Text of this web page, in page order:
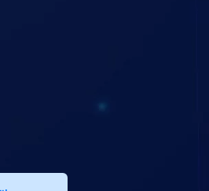
شركات محلية تقدم خيارات اقتصادية وعملية